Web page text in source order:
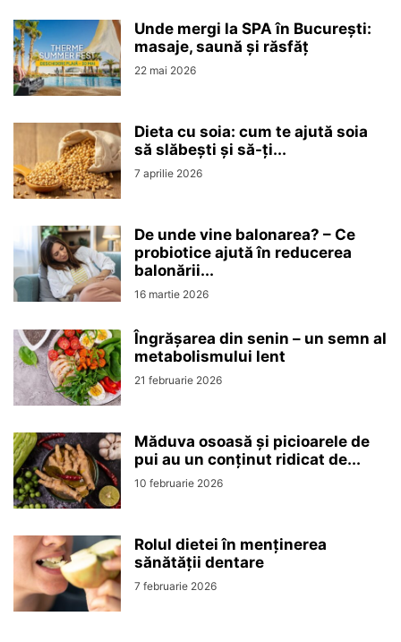
Unde mergi la SPA în București:
masaje, saună și răsfăț
22 mai 2026
Dieta cu soia: cum te ajută soia
să slăbești și să-ți...
7 aprilie 2026
De unde vine balonarea? – Ce
probiotice ajută în reducerea
balonării...
16 martie 2026
Îngrășarea din senin – un semn al
metabolismului lent
21 februarie 2026
Măduva osoasă și picioarele de
pui au un conținut ridicat de...
10 februarie 2026
Rolul dietei în menținerea
sănătății dentare
7 februarie 2026